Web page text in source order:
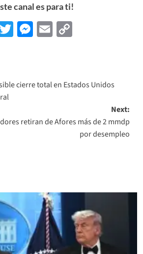
canal es para ti!
Twitter
Messenger
EmailCopy
cierre total en Estados Unidos
Next:
retiran de Afores más de 2 mmdp
por desempleo